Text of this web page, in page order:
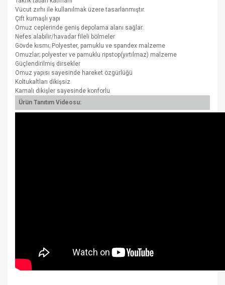
Vücut zırhı ile kullanılmak üzere tasarlanmıştır.
Çift kumaşlı yapı
Omuz ceplerinde geniş depolama alanı sağlar.
Nefes alabilir/havadar fileli bölmeler
Gövde kısmı; Polyester, pamuklu ve spandex malzeme
Omuzlar; polyester ve pamuklu ripstop(yırtılmaz) malzeme
Güçlendirilmiş dirsekler
Omuz yapısı sayesinde hareket özgürlüğü
Koltukaltları dikişsiz
Kamalı dikişler sayesinde konforlu
Ürün Tanıtım Videosu: